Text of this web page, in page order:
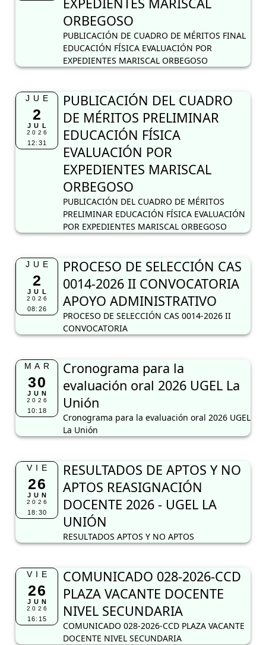
ORBEGOSO
PUBLICACIÓN DE CUADRO DE MÉRITOS FINAL
EDUCACIÓN FÍSICA EVALUACIÓN POR
EXPEDIENTES MARISCAL ORBEGOSO
JUE
2
JUL
2026
12:31
PUBLICACIÓN DEL CUADRO
DE MÉRITOS PRELIMINAR
EDUCACIÓN FÍSICA
EVALUACIÓN POR
EXPEDIENTES MARISCAL
ORBEGOSO
PUBLICACIÓN DEL CUADRO DE MÉRITOS
PRELIMINAR EDUCACIÓN FÍSICA EVALUACIÓN
POR EXPEDIENTES MARISCAL ORBEGOSO
JUE
2
JUL
2026
08:26
PROCESO DE SELECCIÓN CAS
0014-2026 II CONVOCATORIA
APOYO ADMINISTRATIVO
PROCESO DE SELECCIÓN CAS 0014-2026 II
CONVOCATORIA
MAR
30
JUN
2026
10:18
Cronograma para la
evaluación oral 2026 UGEL La
Unión
Cronograma para la evaluación oral 2026 UGEL
La Unión
VIE
26
JUN
2026
18:30
RESULTADOS DE APTOS Y NO
APTOS REASIGNACIÓN
DOCENTE 2026 - UGEL LA
UNIÓN
RESULTADOS APTOS Y NO APTOS
VIE
26
JUN
2026
16:15
COMUNICADO 028-2026-CCD
PLAZA VACANTE DOCENTE
NIVEL SECUNDARIA
COMUNICADO 028-2026-CCD PLAZA VACANTE
DOCENTE NIVEL SECUNDARIA